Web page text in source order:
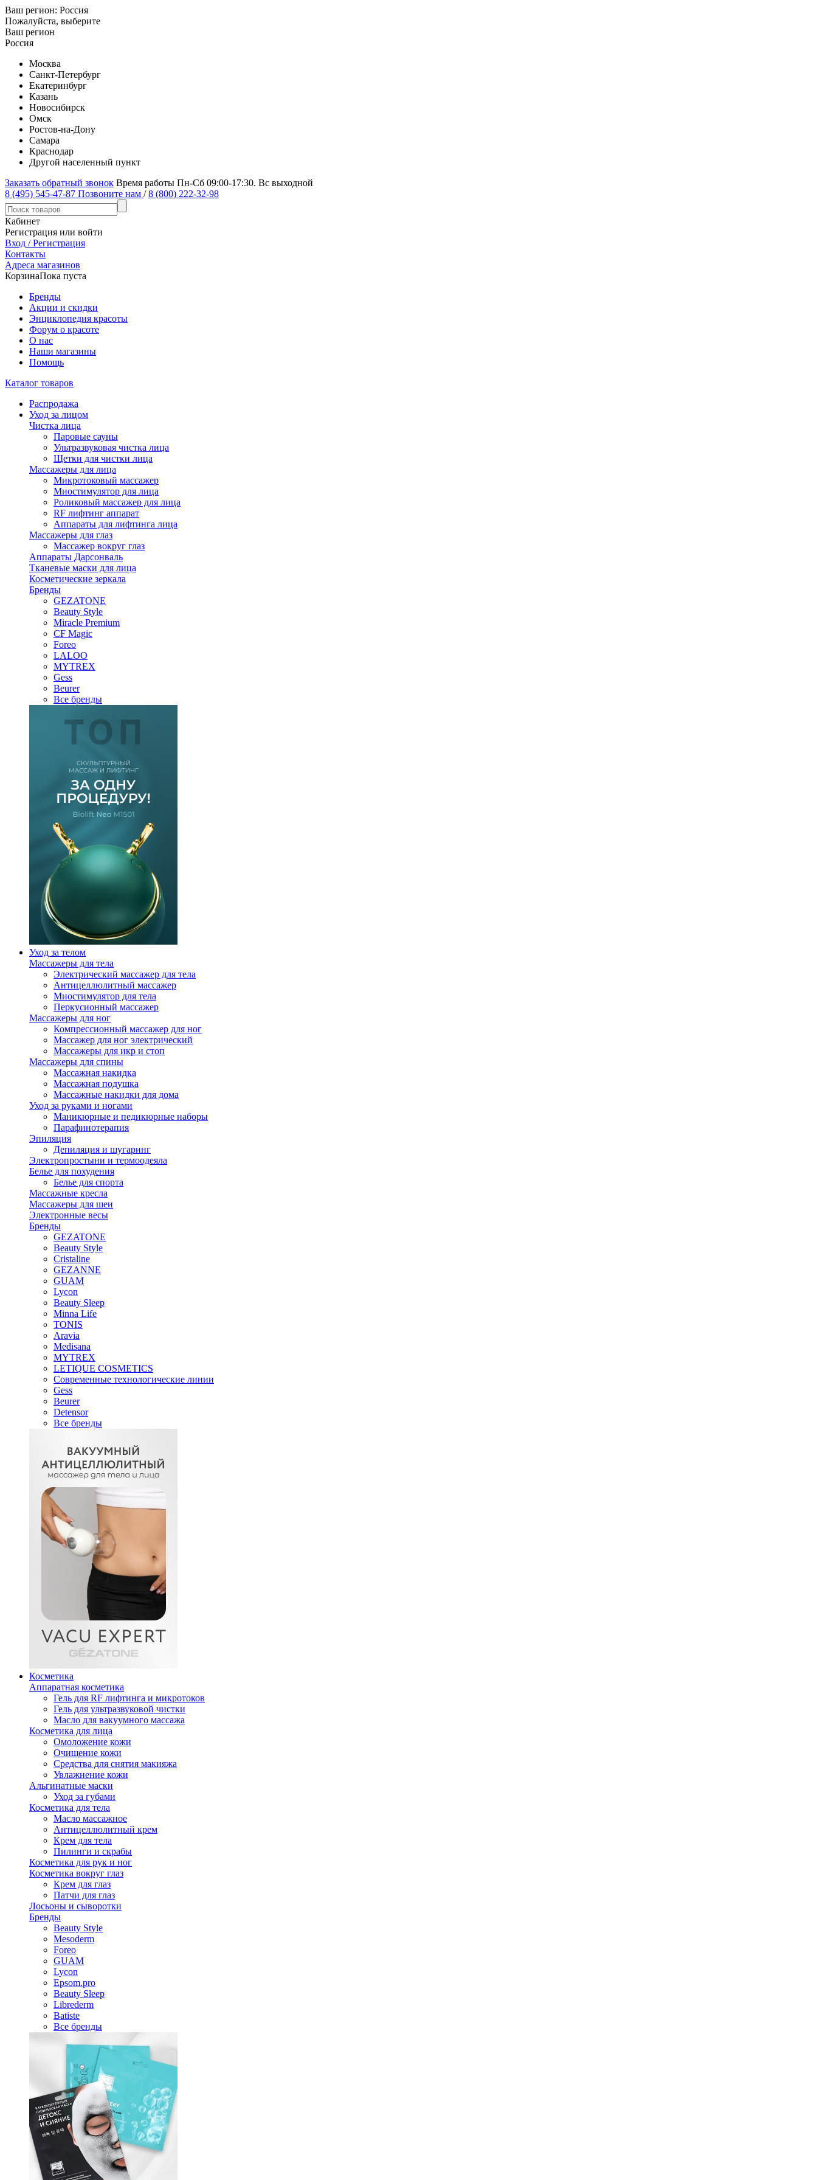
Ваш регион: Россия
Пожалуйста, выберите
Ваш регион
Россия
Москва
Санкт-Петербург
Екатеринбург
Казань
Новосибирск
Омск
Ростов-на-Дону
Самара
Краснодар
Другой населенный пункт
Заказать обратный звонок Время работы Пн-Сб 09:00-17:30. Вс выходной
8 (495) 545-47-87 Позвоните нам / 8 (800) 222-32-98
Кабинет
Регистрация или войти
Вход / Регистрация
Контакты
Адреса магазинов
КорзинаПока пуста
Бренды
Акции и скидки
Энциклопедия красоты
Форум о красоте
О нас
Наши магазины
Помощь
Каталог товаров
Распродажа
Уход за лицом
Чистка лица
Паровые сауны
Ультразвуковая чистка лица
Щетки для чистки лица
Массажеры для лица
Микротоковый массажер
Миостимулятор для лица
Роликовый массажер для лица
RF лифтинг аппарат
Аппараты для лифтинга лица
Массажеры для глаз
Массажер вокруг глаз
Аппараты Дарсонваль
Тканевые маски для лица
Косметические зеркала
Бренды
GEZATONE
Beauty Style
Miracle Premium
CF Magic
Foreo
LALOO
MYTREX
Gess
Beurer
Все бренды
Уход за телом
Массажеры для тела
Электрический массажер для тела
Антицеллюлитный массажер
Миостимулятор для тела
Перкусионный массажер
Массажеры для ног
Компрессионный массажер для ног
Массажер для ног электрический
Массажеры для икр и стоп
Массажеры для спины
Массажная накидка
Массажная подушка
Массажные накидки для дома
Уход за руками и ногами
Маникюрные и педикюрные наборы
Парафинотерапия
Эпиляция
Депиляция и шугаринг
Электропростыни и термоодеяла
Белье для похудения
Белье для спорта
Массажные кресла
Массажеры для шеи
Электронные весы
Бренды
GEZATONE
Beauty Style
Cristaline
GEZANNE
GUAM
Lycon
Beauty Sleep
Minna Life
TONIS
Aravia
Medisana
MYTREX
LETIQUE COSMETICS
Современные технологические линии
Gess
Beurer
Detensor
Все бренды
Косметика
Аппаратная косметика
Гель для RF лифтинга и микротоков
Гель для ультразвуковой чистки
Масло для вакуумного массажа
Косметика для лица
Омоложение кожи
Очищение кожи
Средства для снятия макияжа
Увлажнение кожи
Альгинатные маски
Уход за губами
Косметика для тела
Масло массажное
Антицеллюлитный крем
Крем для тела
Пилинги и скрабы
Косметика для рук и ног
Косметика вокруг глаз
Крем для глаз
Патчи для глаз
Лосьоны и сыворотки
Бренды
Beauty Style
Mesoderm
Foreo
GUAM
Lycon
Epsom.pro
Beauty Sleep
Librederm
Batiste
Все бренды